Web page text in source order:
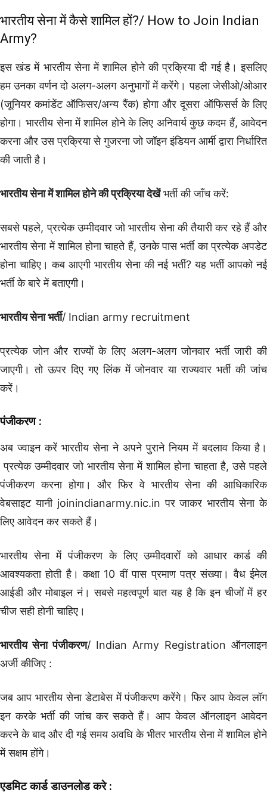
भारतीय सेना में कैसे शामिल हों?/ How to Join Indian
Army?
इस खंड में भारतीय सेना में शामिल होने की प्रक्रिया दी गई है। इसलिए
हम उनका वर्णन दो अलग-अलग अनुभागों में करेंगे। पहला जेसीओ/ओआर
(जूनियर कमांडेंट ऑफिसर/अन्य रैंक) होगा और दूसरा ऑफिसर्स के लिए
होगा। भारतीय सेना में शामिल होने के लिए अनिवार्य कुछ कदम हैं, आवेदन
करना और उस प्रक्रिया से गुजरना जो जॉइन इंडियन आर्मी द्वारा निर्धारित
की जाती है।
भारतीय सेना में शामिल होने की प्रक्रिया देखेंभर्ती की जाँच करें:
सबसे पहले, प्रत्येक उम्मीदवार जो भारतीय सेना की तैयारी कर रहे हैं और
भारतीय सेना में शामिल होना चाहते हैं, उनके पास भर्ती का प्रत्येक अपडेट
होना चाहिए। कब आएगी भारतीय सेना की नई भर्ती? यह भर्ती आपको नई
भर्ती के बारे में बताएगी।
भारतीय सेना भर्ती/ Indian army recruitment
प्रत्येक जोन और राज्यों के लिए अलग-अलग जोनवार भर्ती जारी की
जाएगी। तो ऊपर दिए गए लिंक में जोनवार या राज्यवार भर्ती की जांच
करें।
पंजीकरण :
अब ज्वाइन करें भारतीय सेना ने अपने पुराने नियम में बदलाव किया है।
प्रत्येक उम्मीदवार जो भारतीय सेना में शामिल होना चाहता है, उसे पहले
पंजीकरण करना होगा। और फिर वे भारतीय सेना की आधिकारिक
वेबसाइट यानी joinindianarmy.nic.in पर जाकर भारतीय सेना के
लिए आवेदन कर सकते हैं।
भारतीय सेना में पंजीकरण के लिए उम्मीदवारों को आधार कार्ड की
आवश्यकता होती है। कक्षा 10 वीं पास प्रमाण पत्र संख्या। वैध ईमेल
आईडी और मोबाइल नं। सबसे महत्वपूर्ण बात यह है कि इन चीजों में हर
चीज सही होनी चाहिए।
भारतीय सेना पंजीकरण/ Indian Army Registration ऑनलाइन
अर्जी कीजिए :
जब आप भारतीय सेना डेटाबेस में पंजीकरण करेंगे। फिर आप केवल लॉग
इन करके भर्ती की जांच कर सकते हैं। आप केवल ऑनलाइन आवेदन
करने के बाद और दी गई समय अवधि के भीतर भारतीय सेना में शामिल होने
में सक्षम होंगे।
एडमिट कार्ड डाउनलोड करे :